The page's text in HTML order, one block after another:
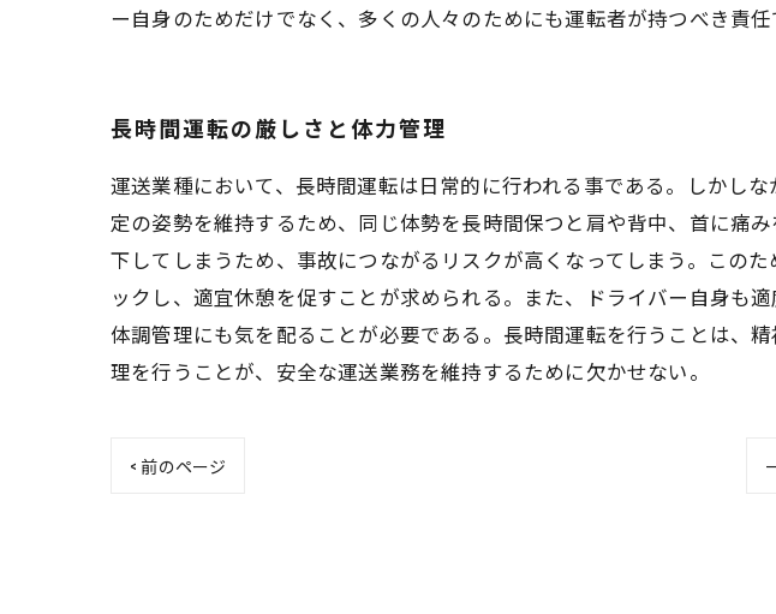
ー自身のためだけでなく、多くの人々のためにも運転者が持つべき責任
長時間運転の厳しさと体力管理
運送業種において、長時間運転は日常的に行われる事である。しかし
定の姿勢を維持するため、同じ体勢を長時間保つと肩や背中、首に痛
下してしまうため、事故につながるリスクが高くなってしまう。この
ックし、適宜休憩を促すことが求められる。また、ドライバー自身も
体調管理にも気を配ることが必要である。長時間運転を行うことは、
理を行うことが、安全な運送業務を維持するために欠かせない。
< 前のページ